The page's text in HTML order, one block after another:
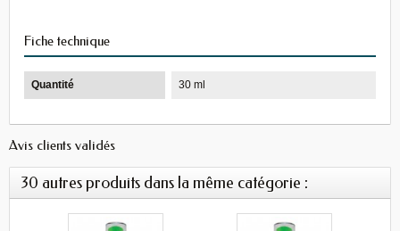
Fiche technique
Quantité 30 ml
Avis clients validés
30 autres produits dans la même catégorie :